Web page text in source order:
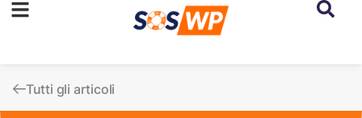
Tutti gli articoli